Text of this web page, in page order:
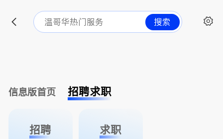
搜索
信息版首页 招聘求职
招聘 求职